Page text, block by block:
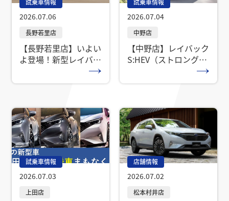
試乗車情報
2026.07.06
【長野若里店】いよい
よ登場！新型レイバッ
ク ストロングハイブ
リッド プレデビュー
試乗車情報
2026.07.04
【中野店】レイバック
S:HEV（ストロングハ
イブリッド）試乗車登
場！！
試乗車情報
2026.07.03
店舗情報
2026.07.02